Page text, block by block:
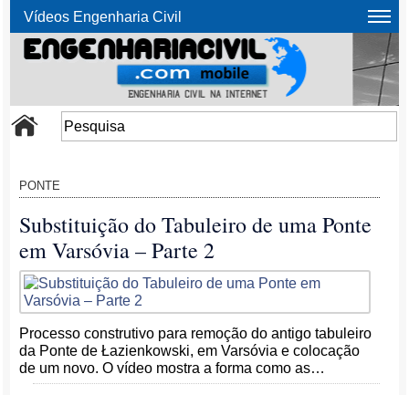
Vídeos Engenharia Civil
PONTE
Substituição do Tabuleiro de uma Ponte
em Varsóvia – Parte 2
Processo construtivo para remoção do antigo tabuleiro
da Ponte de Łazienkowski, em Varsóvia e colocação
de um novo. O vídeo mostra a forma como as…